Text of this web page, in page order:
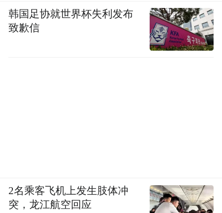
韩国足协就世界杯失利发布
致歉信
2名乘客飞机上发生肢体冲
突，龙江航空回应